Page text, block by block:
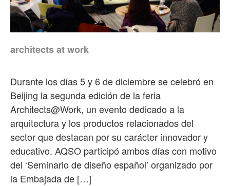
architects at work
Durante los días 5 y 6 de diciembre se celebró en
Beijing la segunda edición de la feria
Architects@Work, un evento dedicado a la
arquitectura y los productos relacionados del
sector que destacan por su carácter innovador y
educativo. AQSO participó ambos días con motivo
del ‘Seminario de diseño español’ organizado por
la Embajada de […]